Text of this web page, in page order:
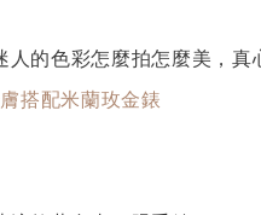
的色彩怎麼拍怎麼美，真
搭配米蘭玫金錶